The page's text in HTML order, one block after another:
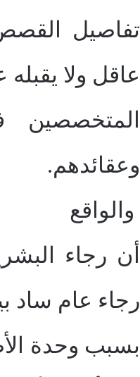
تفاصيل
عاقل ولا يقبله
المتخصصين
وعقائدهم.
والواقع
أن رجاء
رجاء عام ساد
بسبب وحدة